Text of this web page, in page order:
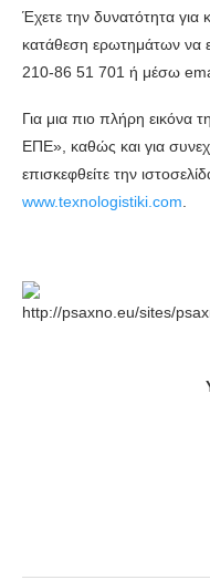
Έχετε την δυνατότητα για
κατάθεση ερωτημάτων να
210-86 51 701 ή μέσω
Για μια πιο πλήρη εικόνα
ΕΠΕ», καθώς και για
επισκεφθείτε την
www.texnologistiki.com.
Για
Στην